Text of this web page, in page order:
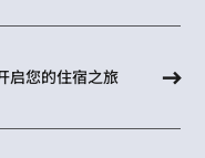
启您的住宿之旅